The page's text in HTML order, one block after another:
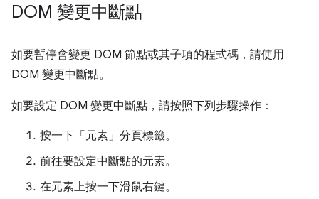
DOM 變更中斷點
如要暫停會變更 DOM 節點或其子項的程式碼，請使用
DOM 變更中斷點。
如要設定 DOM 變更中斷點，請按照下列步驟操作：
按一下「元素」 分頁標籤。
前往要設定中斷點的元素。
在元素上按一下滑鼠右鍵。